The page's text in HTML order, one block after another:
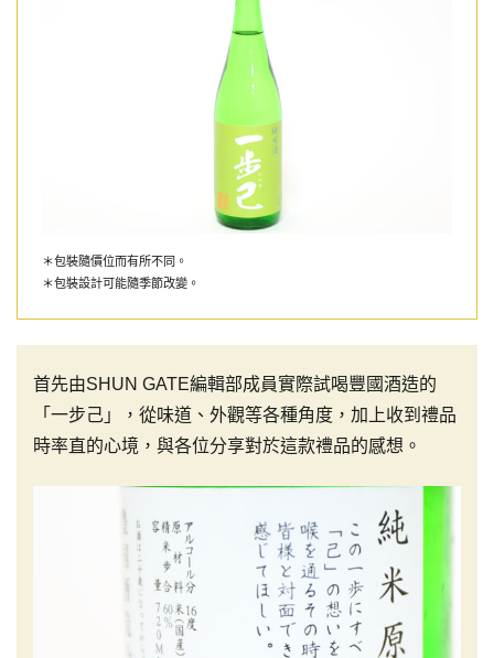
＊包裝隨價位而有所不同。
＊包裝設計可能隨季節改變。
首先由SHUN GATE編輯部成員實際試喝豐國酒造的
「一步己」，從味道、外觀等各種角度，加上收到禮品
時率直的心境，與各位分享對於這款禮品的感想。